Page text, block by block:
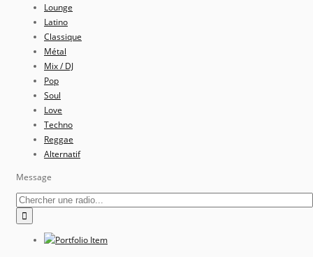
Lounge
Latino
Classique
Métal
Mix / DJ
Pop
Soul
Love
Techno
Reggae
Alternatif
Message